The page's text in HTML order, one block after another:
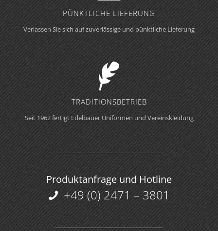
PÜNKTLICHE LIEFERUNG
Verlassen Sie sich auf zuverlässige und pünktliche Lieferung
TRADITIONS­BETRIEB
Seit 1962 fertigt Edelbauer Uniformen und Vereinskleidung
Produktanfrage und Hotline
+49 (0) 2471 – 3801